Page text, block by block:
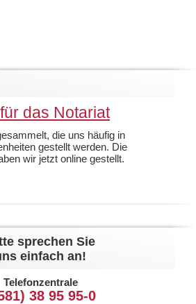
das Notariat
die uns häufig in
gestellt werden. Die
wir jetzt online gestellt.
sprechen Sie
einfach an!
Telefonzentrale
38 95 95-0